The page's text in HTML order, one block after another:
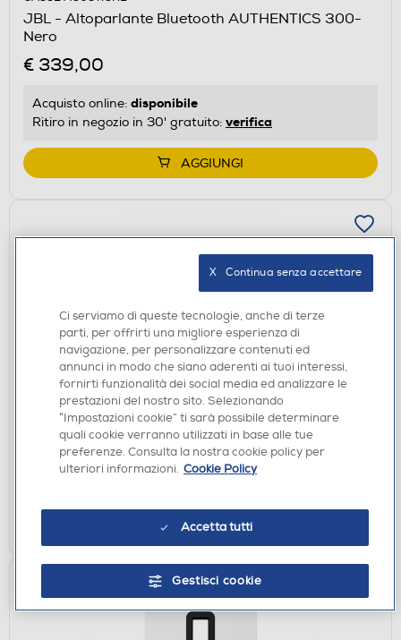
JBL - Altoparlante Bluetooth AUTHENTICS 300-
Nero
€ 339,00
Acquisto online: disponibile
Ritiro in negozio in 30' gratuito: verifica
AGGIUNGI
SOUNDBAR E HOME THEATRE
JBL - Home theatre CINEMA SB550-Nero
€ 202,00
Acquisto online:disponibile
Ritiro in negozio in 30' gratuito:verifica
AGGIUNGI
Ci serviamo di queste tecnologie, anche di terze
parti, per offrirti una migliore esperienza di
navigazione, per personalizzare contenuti ed
annunci in modo che siano aderenti ai tuoi interessi,
fornirti funzionalità dei social media ed analizzare le
prestazioni del nostro sito. Selezionando
“Impostazioni cookie” ti sarà possibile determinare
quali cookie verranno utilizzati in base alle tue
preferenze. Consulta la nostra cookie policy per
ulteriori informazioni. Cookie Policy
Accetta tutti
Gestisci cookie
X   Continua senza accettare